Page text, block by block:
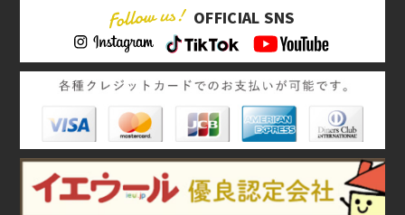
OFFICIAL SNS